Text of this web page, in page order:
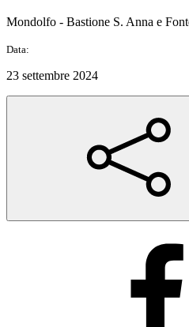
Mondolfo - Bastione S. Anna e
Data:
23 settembre 2024